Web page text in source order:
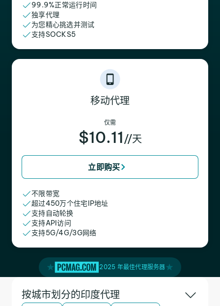
99.9%正常运行时间
独享代理
为您精心挑选并测试
支持SOCKS5
移动代理
仅需
$10.11 //天
立即购买
不限带宽
超过450万个住宅IP地址
支持自动轮换
支持API访问
支持5G/4G/3G网络
2025 年最佳代理服务器
按城市划分的印度代理